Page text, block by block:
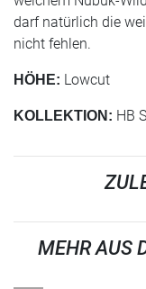
darf natürlich die
nicht fehlen.
HÖHE: Lowcut
KOLLEKTION: HB
MEHR AUS